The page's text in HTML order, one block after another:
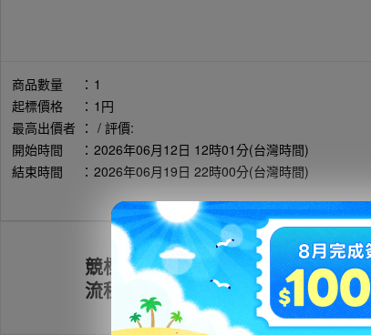
商品數量 ： 1
起標價格
： 1円
最高出價者 ： / 評價:
開始時間
： 2026年06月12日 12時01分(台灣時間)
結束時間
： 2026年06月19日 22時00分(台灣時間)
競標
流程
註冊會員